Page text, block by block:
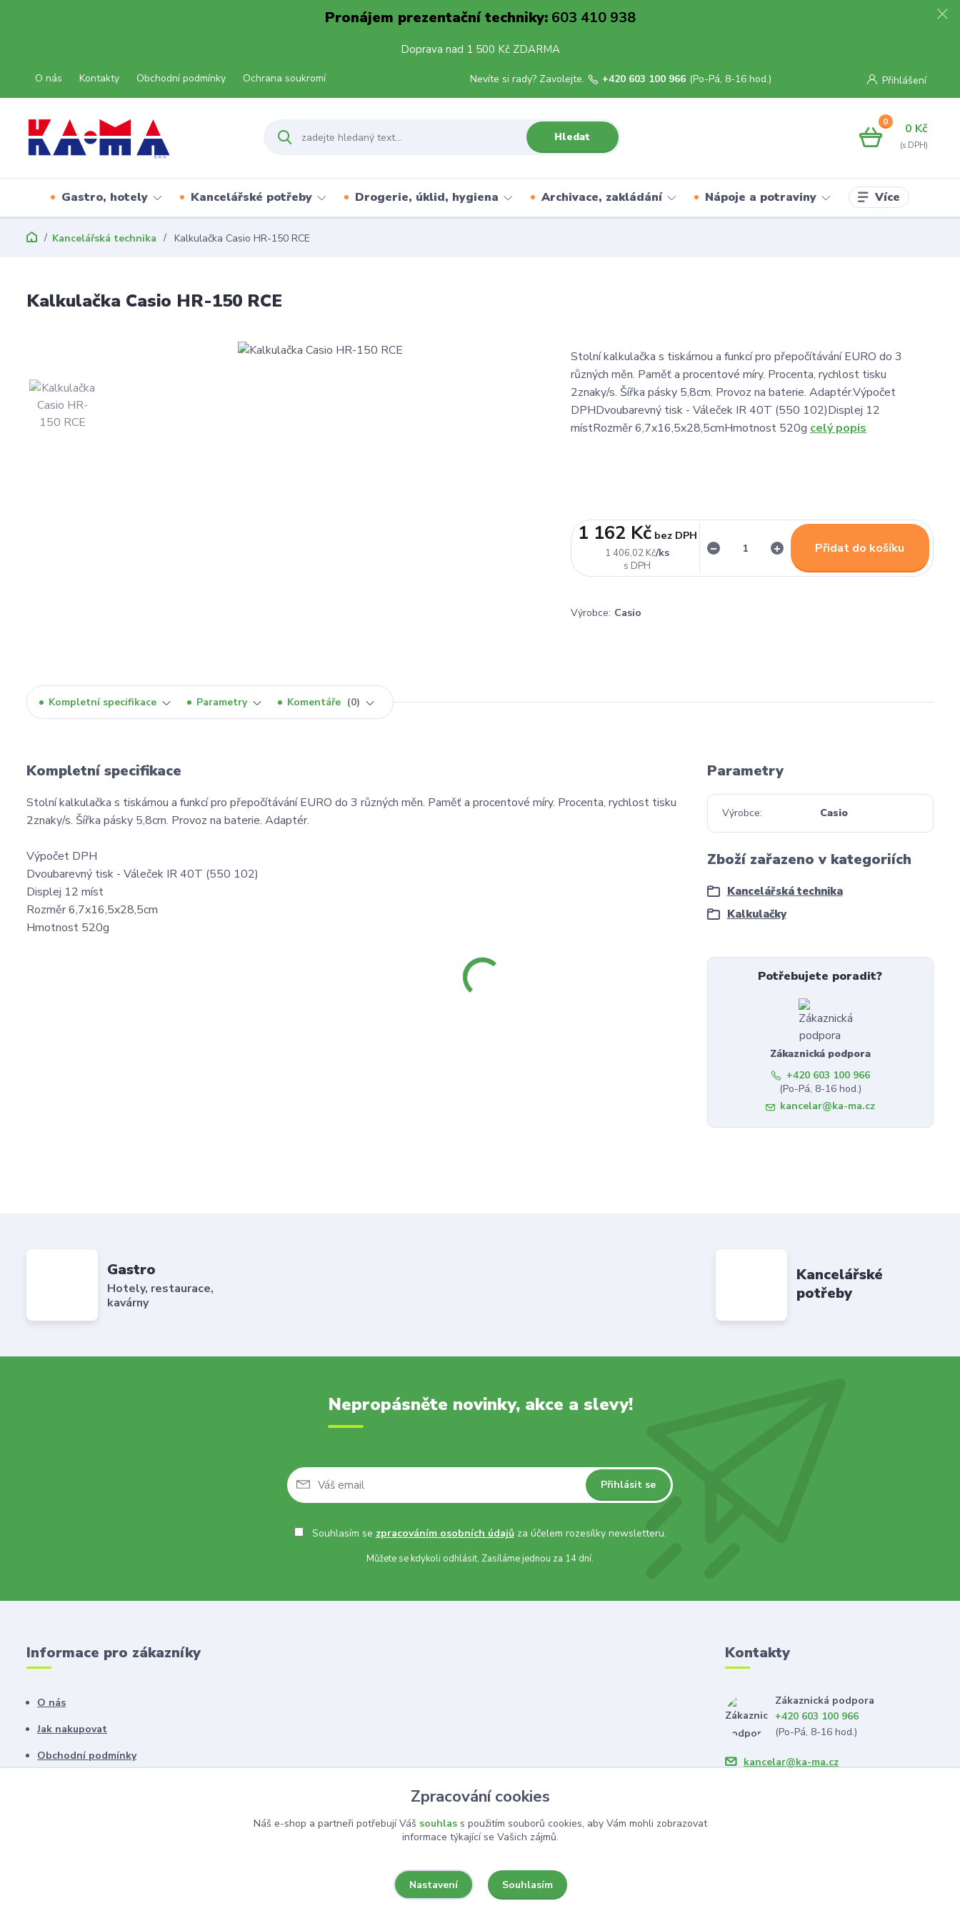
Pronájem prezentační techniky:603 410 938
Doprava nad 1 500 Kč ZDARMA
O nás Kontakty Obchodní podmínky Ochrana soukromí Přihlášení
Hledat
Nevíte si rady? Zavolejte. +420 603 100 966 (Po-Pá, 8-16 hod.)
0 0 Kč
Gastro, hotely Kancelářské potřeby Drogerie, úklid, hygiena Archivace, zakládání Nápoje a potraviny Více
Kancelářská technika Kalkulačka Casio HR-150 RCE
Kalkulačka Casio HR-150 RCE
Stolní kalkulačka s tiskárnou a funkcí pro přepočítávání EURO do 3
různých měn. Paměť a procentové míry. Procenta, rychlost tisku
2znaky/s. Šířka pásky 5,8cm. Provoz na baterie. Adaptér.Výpočet
DPHDvoubarevný tisk - Váleček IR 40T (550 102)Displej 12
místRozměr 6,7x16,5x28,5cmHmotnost 520g celý popis
1 406,02 Kč/ks
1 162 Kč bez DPH
Přidat do košíku
Výrobce: Casio
Kompletní specifikace Parametry Komentáře 0
Kompletní specifikace
Stolní kalkulačka s tiskárnou a funkcí pro přepočítávání EURO do 3 různých měn. Paměť a procentové míry. Procenta, rychlost tisku
2znaky/s. Šířka pásky 5,8cm. Provoz na baterie. Adaptér.
Výpočet DPH
Dvoubarevný tisk - Váleček IR 40T (550 102)
Displej 12 míst
Rozměr 6,7x16,5x28,5cm
Hmotnost 520g
Parametry
Výrobce Casio
Zboží zařazeno v kategoriích
Kancelářská technika
Kalkulačky
Potřebujete poradit?
Zákaznická podpora
+420 603 100 966
(Po-Pá, 8-16 hod.)
kancelar@ka-ma.cz
Gastro
Hotely, restaurace,
kavárny
Kancelářské
potřeby
Nepropásněte novinky, akce a slevy!
Přihlásit se
Souhlasím se zpracováním osobních údajůza účelem rozesílky newsletteru.
Můžete se kdykoli odhlásit. Zasíláme jednou za 14 dní.
Informace pro zákazníky
O nás
Jak nakupovat
Obchodní podmínky
Kontakty
Zákaznická podpora
+420 603 100 966
(Po-Pá, 8-16 hod.)
kancelar@ka-ma.cz
Zpracování cookies
Náš e-shop a partneři potřebují Váš souhlass použitím souborů cookies, aby Vám mohli zobrazovat
informace týkající se Vašich zájmů.
Nastavení Souhlasím